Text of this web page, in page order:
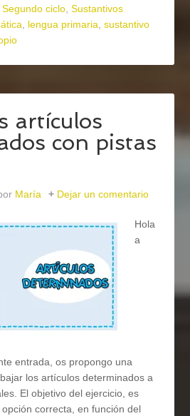
Segundo ciclo,Sustantivos
, lengua primaria,sustantivo
artículos
con pistas
María Dejar un comentario
Hola
a
entrada, os propongo una
los artículos determinados a
El objetivo del ejercicio, es
correcta, en función del